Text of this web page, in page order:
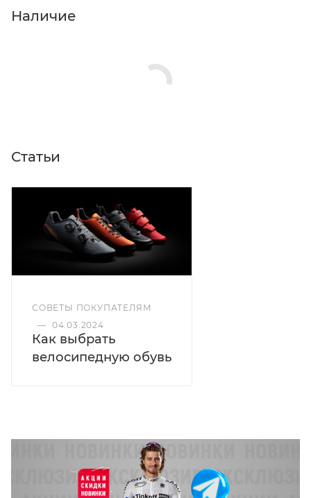
Нажмите кнопку «Оформить заказ».
Наличие
Статьи
СОВЕТЫ ПОКУПАТЕЛЯМ
— 04.03.2024
Как выбрать
велосипедную обувь